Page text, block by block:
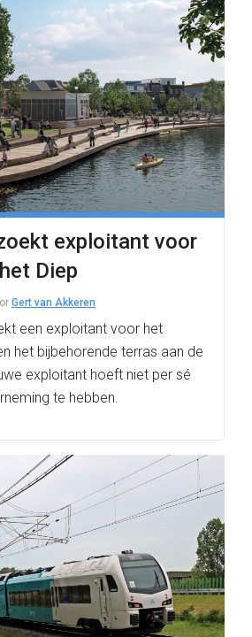
exploitant voor
Diep
Gert van Akkeren
een exploitant voor het
het bijbehorende terras aan de
exploitant hoeft niet per sé
te hebben.